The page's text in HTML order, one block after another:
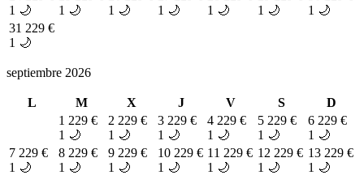
1 🌙
1 🌙
1 🌙
1 🌙
1 🌙
1 🌙
1 🌙
31 229 €
1 🌙
septiembre 2026
L M X J V S
D
1 229 €
1 🌙
2 229 €
1 🌙
3 229 €
1 🌙
4 229 €
1 🌙
5 229 €
1 🌙
6 229 €
1 🌙
7 229 €
1 🌙
8 229 €
1 🌙
9 229 €
1 🌙
10 229 €
1 🌙
11 229 €
1 🌙
12 229 €
1 🌙
13 229 €
1 🌙